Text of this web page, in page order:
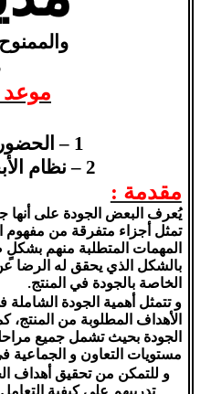
موعد
1 – الحضور المباشر مدة 10 أيام تدريبية ( القاهرة– دبي )
2 – نظام الأبحاث العلمية اون لاين من خلال برنامج زوووووم
مقدمة :
يُعرف البعض الجودة على أنها
تمثل أجزاء متفرقة من مفهوم
المهمات المتطلبة منهم
بالشكل الذي يحقق له الرضا
الخاصة بالجودة في المنتج.
و تتمثل أهمية الجودة
الأهداف المطلوبة من
الجودة بحيث تشمل جميع
مستويات التعاون و الجماعية
و للتمكن من تحقيق أهداف
تدريبهم على كيفية